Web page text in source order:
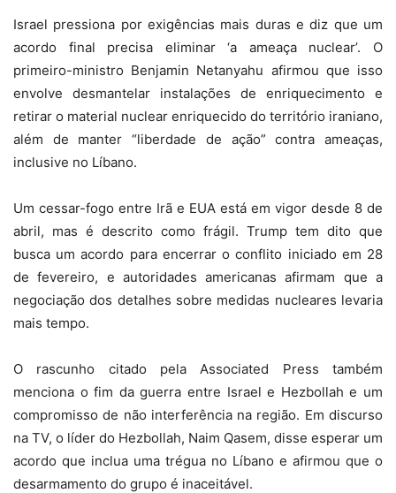
Israel pressiona por exigências mais duras e diz que um
acordo final precisa eliminar ‘a ameaça nuclear’. O
primeiro-ministro Benjamin Netanyahu afirmou que isso
envolve desmantelar instalações de enriquecimento e
retirar o material nuclear enriquecido do território iraniano,
além de manter “liberdade de ação” contra ameaças,
inclusive no Líbano.
Um cessar-fogo entre Irã e EUA está em vigor desde 8 de
abril, mas é descrito como frágil. Trump tem dito que
busca um acordo para encerrar o conflito iniciado em 28
de fevereiro, e autoridades americanas afirmam que a
negociação dos detalhes sobre medidas nucleares levaria
mais tempo.
O rascunho citado pela Associated Press também
menciona o fim da guerra entre Israel e Hezbollah e um
compromisso de não interferência na região. Em discurso
na TV, o líder do Hezbollah, Naim Qasem, disse esperar um
acordo que inclua uma trégua no Líbano e afirmou que o
desarmamento do grupo é inaceitável.